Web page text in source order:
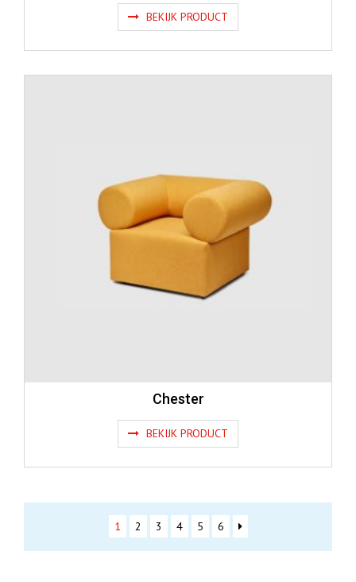
BEKIJK PRODUCT
Chester
BEKIJK PRODUCT
1 2 3 4 5 6